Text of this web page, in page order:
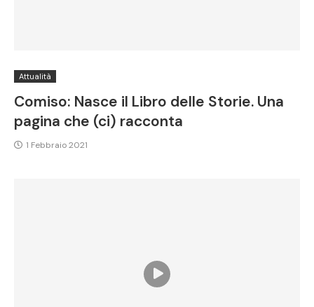
Attualità
Comiso: Nasce il Libro delle Storie. Una
pagina che (ci) racconta
1 Febbraio 2021